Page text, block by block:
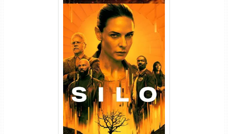
Silo 1ª Temporada Torrent
(2023) WEB-DL
720p/1080p/4K Dual Áudio